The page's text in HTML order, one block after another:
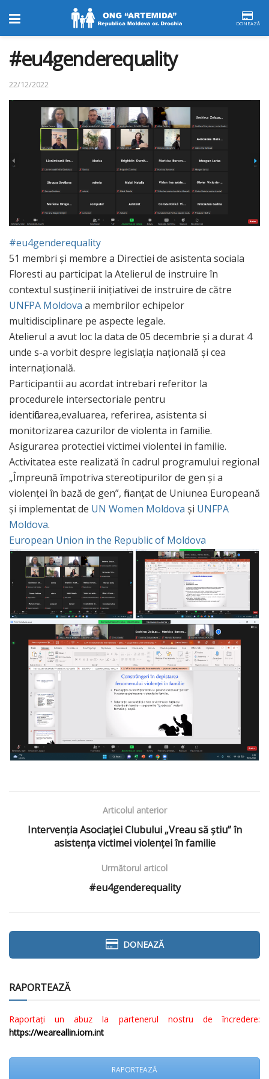
DONEAZĂ
#eu4genderequality
22/12/2022
#eu4genderequality
51 membri și membre a Directiei de asistenta sociala
Floresti au participat la Atelierul de instruire în
contextul susținerii inițiativei de instruire de către
UNFPA Moldova a membrilor echipelor
multidisciplinare pe aspecte legale.
Atelierul a avut loc la data de 05 decembrie și a durat 4
unde s-a vorbit despre legislația națională și cea
internațională.
Participantii au acordat intrebari referitor la
procedurele intersectoriale pentru
identificarea,evaluarea, referirea, asistenta si
monitorizarea cazurilor de violenta in familie.
Asigurarea protectiei victimei violentei in familie.
Activitatea este realizată în cadrul programului regional
„Împreună împotriva stereotipurilor de gen și a
violenței în bază de gen”, finanțat de Uniunea Europeană
și implementat de UN Women Moldova și UNFPA
Moldova.
European Union in the Republic of Moldova
Articolul anterior
Intervenția Asociației Clubului „Vreau să știu” în
asistența victimei violenței în familie
Următorul articol
#eu4genderequality
DONEAZĂ
RAPORTEAZĂ
Raportați un abuz la partenerul nostru de încredere:
https://weareallin.iom.int
RAPORTEAZĂ